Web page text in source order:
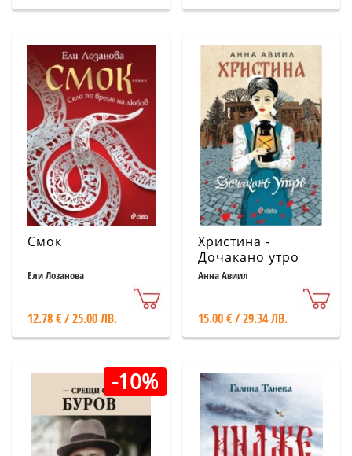
Смок
Ели Лозанова
12.78 € / 25.00 ЛВ.
Христина -
Дочакано утро
Анна Авиил
15.00 € / 29.34 ЛВ.
-10%